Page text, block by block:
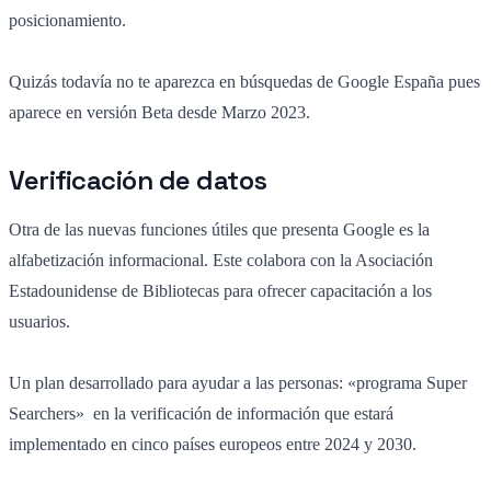
posicionamiento.
Quizás todavía no te aparezca en búsquedas de Google España pues
aparece en versión Beta desde Marzo 2023.
Verificación de datos
Otra de las nuevas funciones útiles que presenta Google es la
alfabetización informacional. Este colabora con la Asociación
Estadounidense de Bibliotecas para ofrecer capacitación a los
usuarios.
Un plan desarrollado para ayudar a las personas: «programa Super
Searchers» en la verificación de información que estará
implementado en cinco países europeos entre 2024 y 2030.